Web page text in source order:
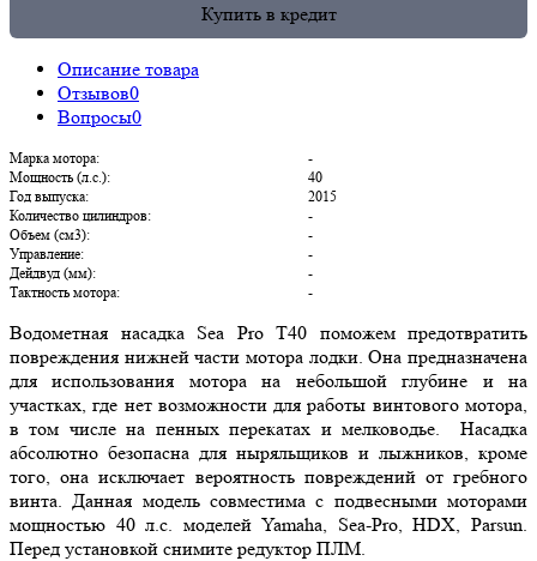
Купить в кредит
Описание товара
Отзывов0
Вопросы0
Марка мотора:
-
Мощность (л.с.):
40
Год выпуска:
2015
Количество цилиндров:
-
Объем (см3):
-
Управление:
-
Дейдвуд (мм):
-
Тактность мотора:
-
Водометная насадка Sea Pro T40 поможем предотвратить
повреждения нижней части мотора лодки. Она предназначена
для использования мотора на небольшой глубине и на
участках, где нет возможности для работы винтового мотора,
в том числе на пенных перекатах и мелководье. Насадка
абсолютно безопасна для ныряльщиков и лыжников, кроме
того, она исключает вероятность повреждений от гребного
винта. Данная модель совместима с подвесными моторами
мощностью 40 л.с. моделей Yamaha, Sea-Pro, HDX, Parsun.
Перед установкой снимите редуктор ПЛМ.